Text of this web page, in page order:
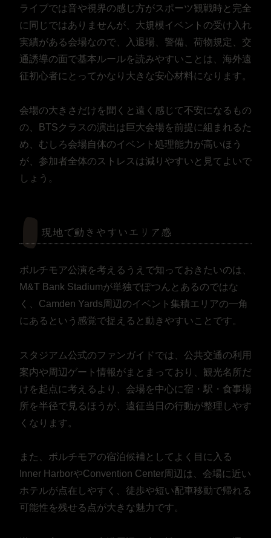
ライブでは音や視界の感じ方がスポーツ観戦時と完全
に同じではありませんが、大規模イベントの受け入れ
実績がある会場なので、入退場、警備、荷物規定、交
通誘導の面で基本ルールを読みやすいことは、海外遠
征初心者にとってかなり大きな安心材料になります。
会場の大きさだけを聞くと遠く感じて不安になるもの
の、BTSクラスの演出は巨大会場を前提に組まれるた
め、むしろ会場自体のイベント処理能力が高いほう
が、参加者全体のストレスは減りやすいと見てよいで
しょう。
現地で動きやすいエリア感
ボルチモア公演を考えるうえで知っておきたいのは、
M&T Bank Stadiumが単独でぽつんとあるのではな
く、Camden Yards周辺のイベント集積エリアの一角
にあるという感覚で捉えると動きやすいことです。
スタジアム公式のファンガイドでは、公共交通の利用
案内や周辺ゲート情報がまとまっており、観光名所だ
けを起点に考えるより、会場を中心に宿・駅・食事場
所を半径で見るほうが、遠征当日の行動が整理しやす
くなります。
また、ボルチモアの宿泊候補としてよく目に入る
Inner HarborやConvention Center周辺は、会場に近い
ホテルが点在しやすく、徒歩や短い配車移動で帰れる
可能性を残せる点が大きな魅力です。